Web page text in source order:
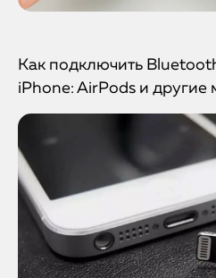
Как подключить
iPhone: AirPods и другие